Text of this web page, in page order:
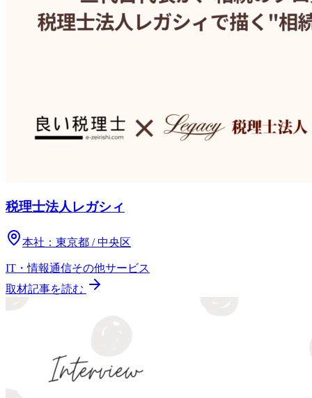
税理士法人レガシィ
本社： 東京都 / 中央区
IT・情報通信その他サービス
取材記事を読む